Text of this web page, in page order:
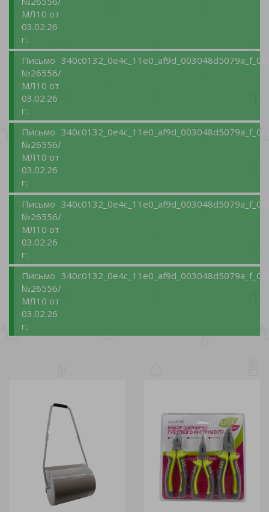
МЛ10 от
03.02.26
г.:
Письмо
№26556/
МЛ10 от
03.02.26
г.:
Письмо
№26556/
МЛ10 от
03.02.26
г.:
Письмо
№26556/
МЛ10 от
03.02.26
г.:
Письмо
№26556/
МЛ10 от
03.02.26
г.: